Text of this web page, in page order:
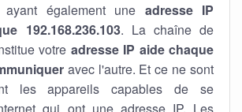
également une adresse IP
192.168.236.103. La chaîne de
votre adresse IP aide chaque
avec l'autre. Et ce ne sont
les appareils capables de se